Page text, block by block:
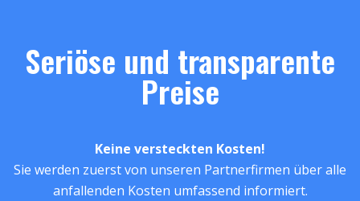
Seriöse und transparente
Preise
Keine versteckten Kosten!
Sie werden zuerst von unseren Partnerfirmen über alle
anfallenden Kosten umfassend informiert.